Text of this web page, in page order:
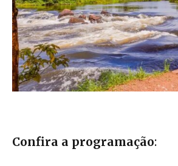
Confira a programação: